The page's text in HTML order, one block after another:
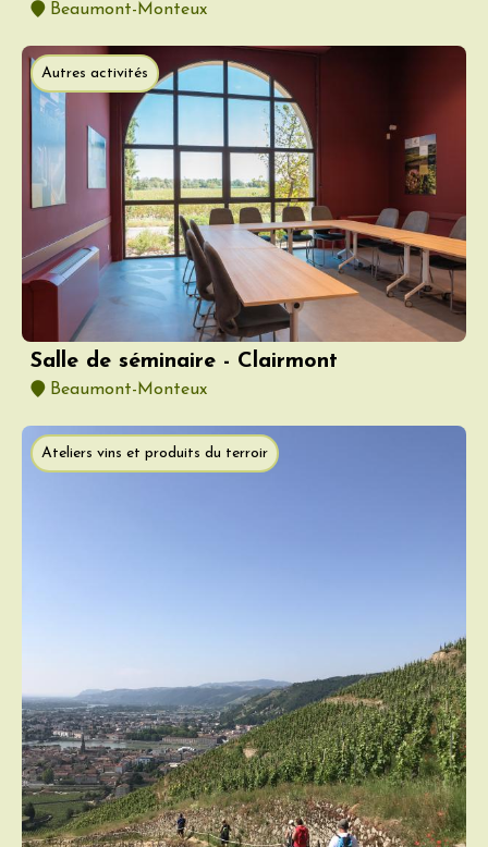
Beaumont-Monteux
Autres activités
Salle de séminaire - Clairmont
Beaumont-Monteux
Ateliers vins et produits du terroir